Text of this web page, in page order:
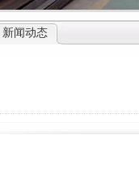
新闻动态